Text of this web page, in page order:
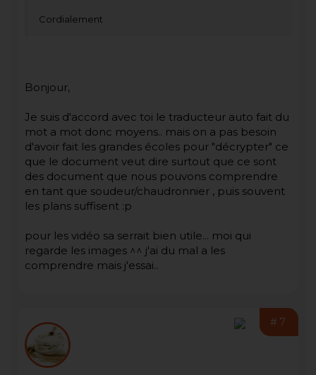
Cordialement
Bonjour,
Je suis d'accord avec toi le traducteur auto fait du
mot a mot donc moyens.. mais on a pas besoin
d'avoir fait les grandes écoles pour "décrypter" ce
que le document veut dire surtout que ce sont
des document que nous pouvons comprendre
en tant que soudeur/chaudronnier , puis souvent
les plans suffisent :p
pour les vidéo sa serrait bien utile... moi qui
regarde les images ^^ j'ai du mal a les
comprendre mais j'essai..
#7